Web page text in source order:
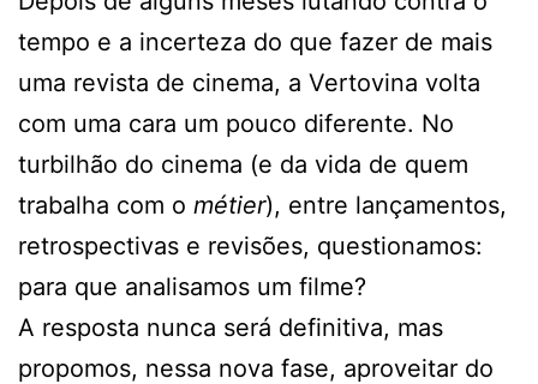
tempo e a incerteza do que fazer de mais
uma revista de cinema, a Vertovina volta
com uma cara um pouco diferente. No
turbilhão do cinema (e da vida de quem
trabalha com o métier), entre lançamentos,
retrospectivas e revisões, questionamos:
para que analisamos um filme?
A resposta nunca será definitiva, mas
propomos, nessa nova fase, aproveitar do